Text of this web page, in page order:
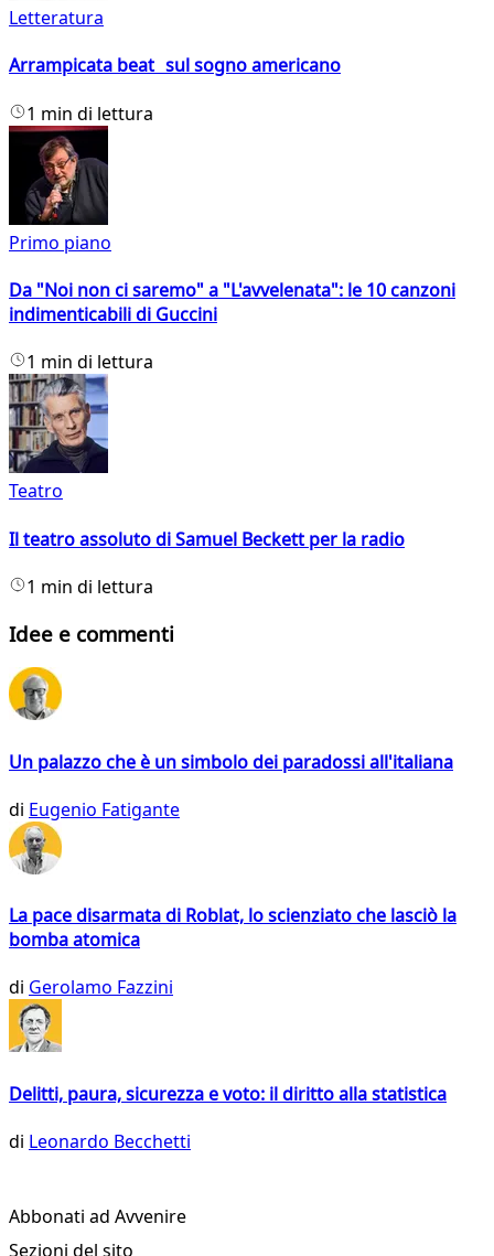
Letteratura
Arrampicata beat sul sogno americano
1 min di lettura
Primo piano
Da "Noi non ci saremo" a "L'avvelenata": le 10 canzoni
indimenticabili di Guccini
1 min di lettura
Teatro
Il teatro assoluto di Samuel Beckett per la radio
1 min di lettura
Idee e commenti
Un palazzo che è un simbolo dei paradossi all'italiana
di Eugenio Fatigante
La pace disarmata di Roblat, lo scienziato che lasciò la
bomba atomica
di Gerolamo Fazzini
Delitti, paura, sicurezza e voto: il diritto alla statistica
di Leonardo Becchetti
Abbonati ad Avvenire
Sezioni del sito